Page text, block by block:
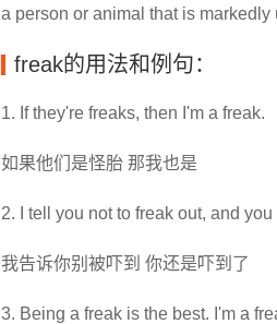
a person or animal that is markedly
freak的用法和例句：
1. If they're freaks, then I'm a freak.
如果他们是怪胎 那我也是
2. I tell you not to freak out, and you
我告诉你别被吓到 你还是吓到了
3. Being a freak is the best. I'm a